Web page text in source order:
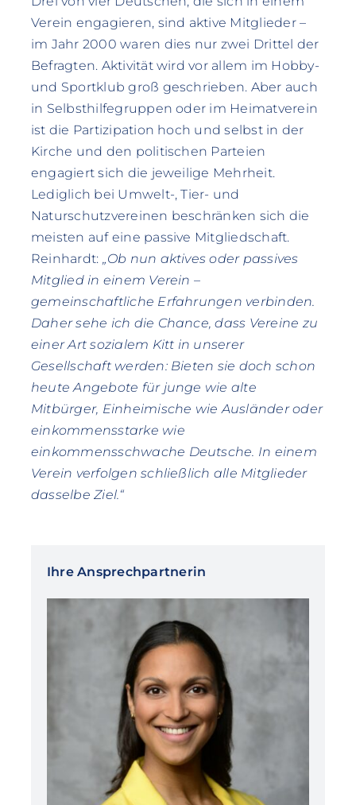
Verein engagieren, sind aktive Mitglieder –
im Jahr 2000 waren dies nur zwei Drittel der
Befragten. Aktivität wird vor allem im Hobby-
und Sportklub groß geschrieben. Aber auch
in Selbsthilfegruppen oder im Heimatverein
ist die Partizipation hoch und selbst in der
Kirche und den politischen Parteien
engagiert sich die jeweilige Mehrheit.
Lediglich bei Umwelt-, Tier- und
Naturschutzvereinen beschränken sich die
meisten auf eine passive Mitgliedschaft.
Reinhardt: „Ob nun aktives oder passives
Mitglied in einem Verein –
gemeinschaftliche Erfahrungen verbinden.
Daher sehe ich die Chance, dass Vereine zu
einer Art sozialem Kitt in unserer
Gesellschaft werden: Bieten sie doch schon
heute Angebote für junge wie alte
Mitbürger, Einheimische wie Ausländer oder
einkommensstarke wie
einkommensschwache Deutsche. In einem
Verein verfolgen schließlich alle Mitglieder
dasselbe Ziel.“
Ihre Ansprechpartnerin